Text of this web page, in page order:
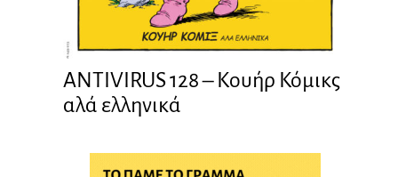
ANTIVIRUS 128 – Kουήρ Κόμικς
αλά ελληνικά